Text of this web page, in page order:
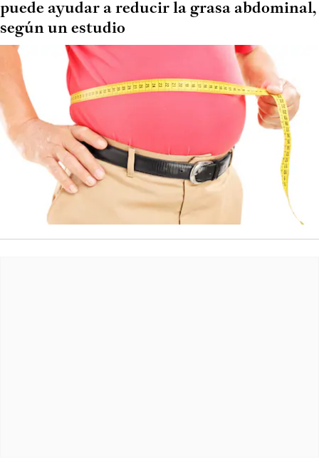
puede ayudar a reducir la grasa abdominal,
según un estudio